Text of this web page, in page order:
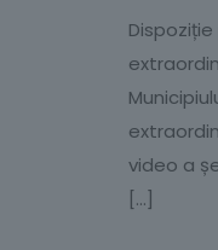
video a
[…]